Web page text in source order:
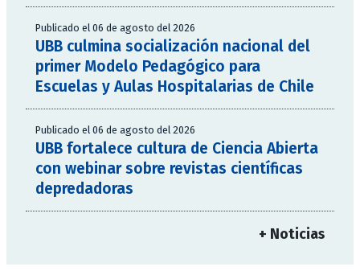
Publicado el 06 de agosto del 2026
UBB culmina socialización nacional del
primer Modelo Pedagógico para
Escuelas y Aulas Hospitalarias de Chile
Publicado el 06 de agosto del 2026
UBB fortalece cultura de Ciencia Abierta
con webinar sobre revistas científicas
depredadoras
+ Noticias